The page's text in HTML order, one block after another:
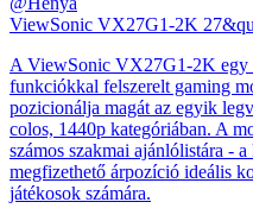
ViewSonic VX27G1-2K
A ViewSonic VX27G1-2K egy
funkciókkal felszerelt gaming
pozicionálja magát az egyik
colos, 1440p kategóriában. A
számos szakmai ajánlólistára -
megfizethető árpozíció ideális
játékosok számára.